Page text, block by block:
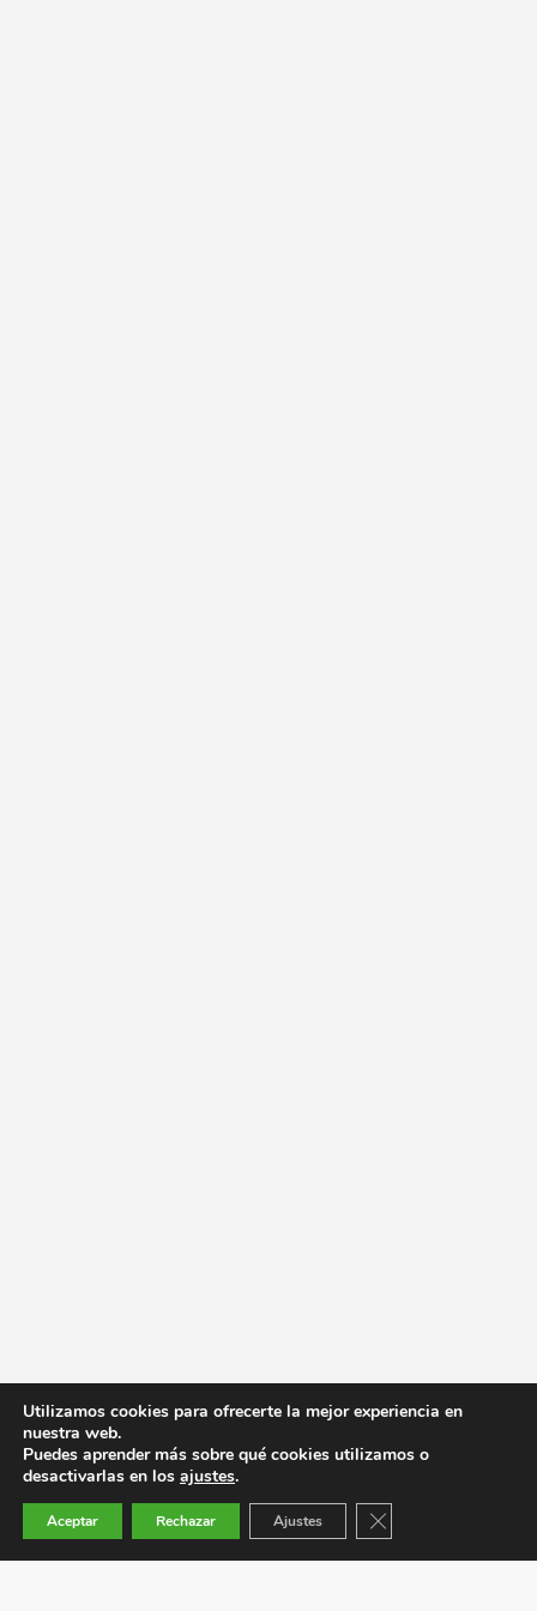
Utilizamos cookies para ofrecerte la mejor experiencia en
nuestra web.
Puedes aprender más sobre qué cookies utilizamos o
desactivarlas en los ajustes.
Aceptar Rechazar Ajustes Cerrar el banner de